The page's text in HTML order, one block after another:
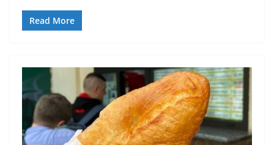
Read More